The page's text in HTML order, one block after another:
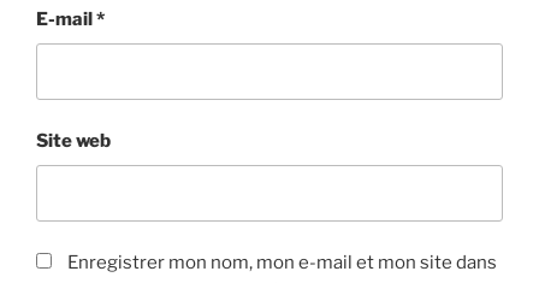
E-mail*
Site web
Enregistrer mon nom, mon e-mail et mon site dans